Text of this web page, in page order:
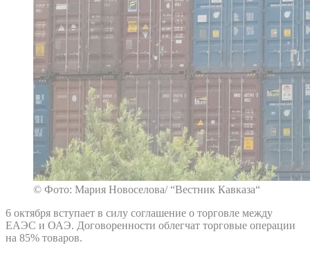
© Фото: Мария Новоселова/ “Вестник Кавказа“
6 октября вступает в силу соглашение о торговле между
ЕАЭС и ОАЭ. Договоренности облегчат торговые операции
на 85% товаров.